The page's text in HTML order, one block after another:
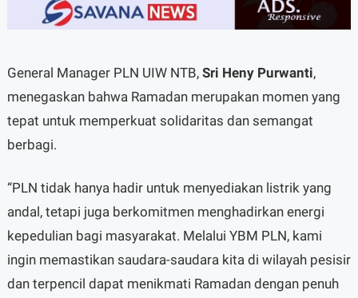
General Manager PLN UIW NTB, Sri Heny Purwanti,
menegaskan bahwa Ramadan merupakan momen yang
tepat untuk memperkuat solidaritas dan semangat
berbagi.
“PLN tidak hanya hadir untuk menyediakan listrik yang
andal, tetapi juga berkomitmen menghadirkan energi
kepedulian bagi masyarakat. Melalui YBM PLN, kami
ingin memastikan saudara-saudara kita di wilayah pesisir
dan terpencil dapat menikmati Ramadan dengan penuh